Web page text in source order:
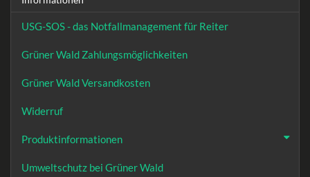
USG-SOS - das Notfallmanagement für Reiter
Grüner Wald Zahlungsmöglichkeiten
Grüner Wald Versandkosten
Widerruf
Produktinformationen
Umweltschutz bei Grüner Wald